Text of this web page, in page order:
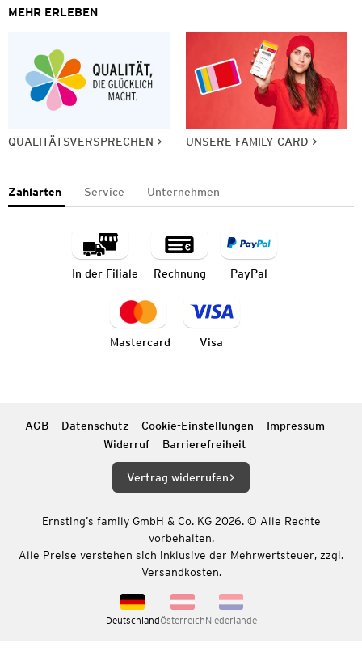
MEHR ERLEBEN
QUALITÄTSVERSPRECHEN UNSERE FAMILY CARD
Zahlarten Service Unternehmen
In der Filiale Rechnung PayPal
Mastercard Visa
AGB Datenschutz Cookie-Einstellungen
Impressum
Widerruf
Barrierefreiheit
Vertrag widerrufen
Ernsting’s family GmbH & Co. KG 2026. © Alle Rechte
vorbehalten.
Alle Preise verstehen sich inklusive der Mehrwertsteuer, zzgl.
Versandkosten.
DeutschlandÖsterreichNiederlande